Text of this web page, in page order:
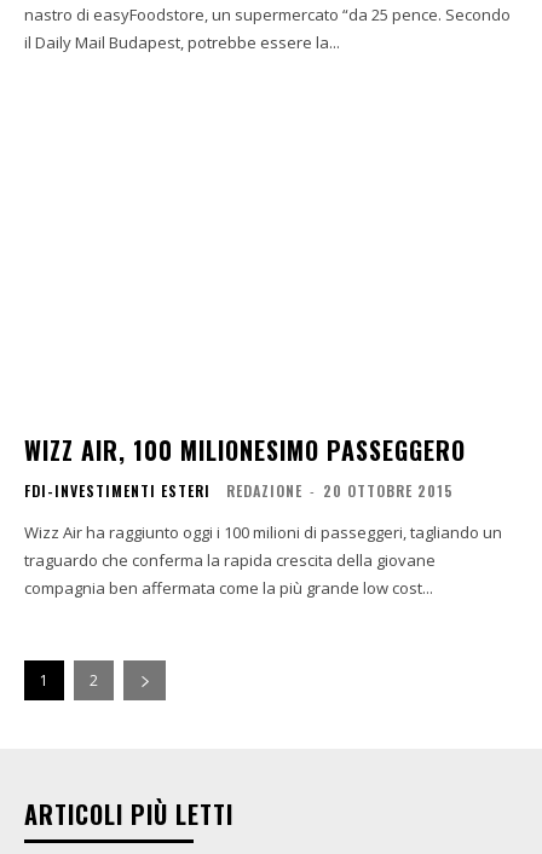
nastro di easyFoodstore, un supermercato “da 25 pence. Secondo
il Daily Mail Budapest, potrebbe essere la...
WIZZ AIR, 100 MILIONESIMO PASSEGGERO
FDI-INVESTIMENTI ESTERI REDAZIONE - 20 OTTOBRE 2015
Wizz Air ha raggiunto oggi i 100 milioni di passeggeri, tagliando un
traguardo che conferma la rapida crescita della giovane
compagnia ben affermata come la più grande low cost...
1 2
ARTICOLI PIÙ LETTI